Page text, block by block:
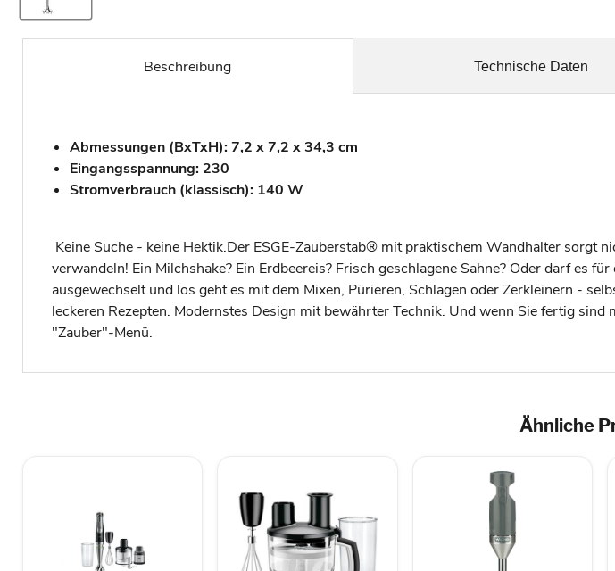
Beschreibung
Abmessungen (BxTxH): 7,2 x 7,2 x 34,3 cm
Eingangsspannung: 230
Stromverbrauch (klassisch): 140 W
Keine Suche - keine Hektik.Der ESGE-Zauberstab® mit praktischem Wandhalter sorgt
verwandeln! Ein Milchshake? Ein Erdbeereis? Frisch geschlagene Sahne? Oder darf es
ausgewechselt und los geht es mit dem Mixen, Pürieren, Schlagen oder Zerkleinern -
leckeren Rezepten. Modernstes Design mit bewährter Technik. Und wenn Sie fertig
"Zauber"-Menü.
Technische Daten
Ähnliche